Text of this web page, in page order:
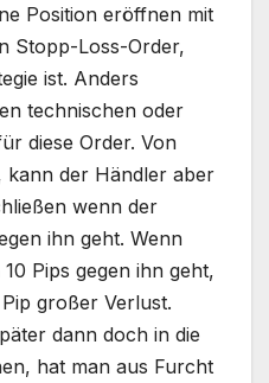
Position eröffnen mit
Stopp-Loss-Order,
ist. Anders
technischen oder
diese Order. Von
kann der Händler aber
wenn der
ihn geht. Wenn
Pips gegen ihn geht,
großer Verlust.
dann doch in die
hat man aus Furcht